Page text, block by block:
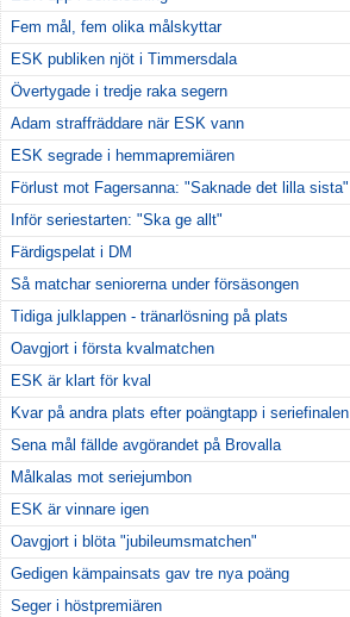
Fem mål, fem olika målskyttar
ESK publiken njöt i Timmersdala
Övertygade i tredje raka segern
Adam straffräddare när ESK vann
ESK segrade i hemmapremiären
Förlust mot Fagersanna: "Saknade det lilla sista"
Inför seriestarten: "Ska ge allt"
Färdigspelat i DM
Så matchar seniorerna under försäsongen
Tidiga julklappen - tränarlösning på plats
Oavgjort i första kvalmatchen
ESK är klart för kval
Kvar på andra plats efter poängtapp i seriefinalen
Sena mål fällde avgörandet på Brovalla
Målkalas mot seriejumbon
ESK är vinnare igen
Oavgjort i blöta "jubileumsmatchen"
Gedigen kämpainsats gav tre nya poäng
Seger i höstpremiären